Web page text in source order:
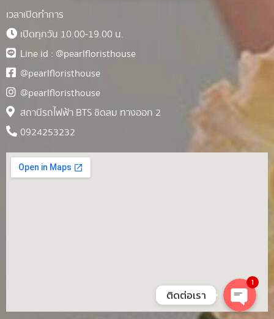
เวลาเปิดทำการ
เปิดทุกวัน 10.00-19.00 น.
Line id : @pearlfloristhouse
@pearlfloristhouse
@pearlfloristhouse
สถานีรถไฟฟ้า BTS ชิดลม ทางออก 2
0924253232
1
ติดต่อเรา